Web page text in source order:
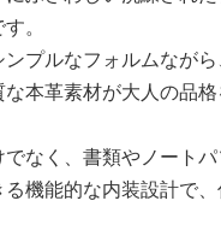
。
プルなフォルムなが
本革素材が大人の品格
なく、書類やノート
る機能的な内装設計で